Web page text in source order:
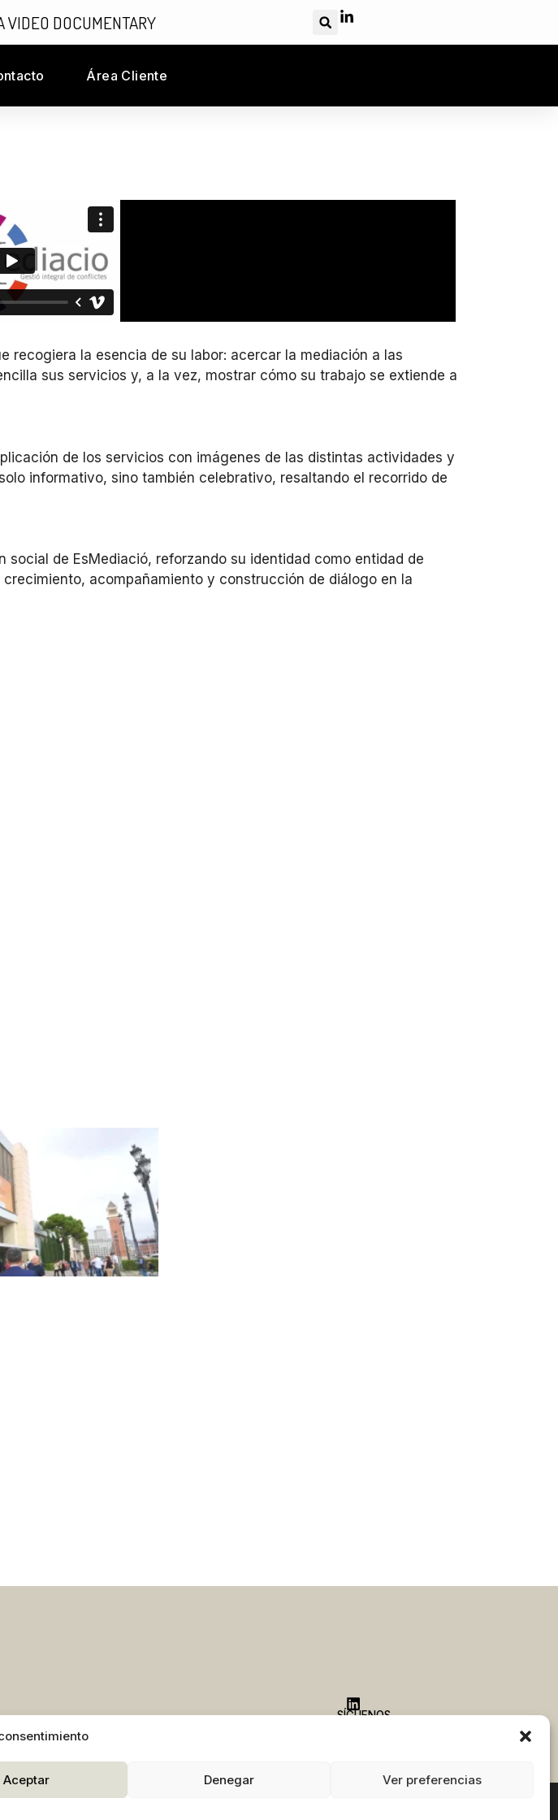
Aceptar Denegar Ver preferencias
VIDEO DOCUMENTARY
Área Cliente
recogiera la esencia de su labor: acercar la mediación a las
sus servicios y, a la vez, mostrar cómo su trabajo se extiende a
de los servicios con imágenes de las distintas actividades y
informativo, sino también celebrativo, resaltando el recorrido de
de EsMediació, reforzando su identidad como entidad de
acompañamiento y construcción de diálogo en la
SÍGUENOS